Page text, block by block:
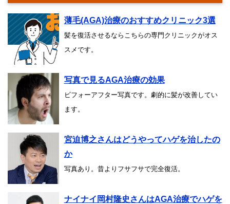
薄毛(AGA)治療のおすすめクリニック3選
髪を復活させるならこちらの専門クリニックがオス
スメです。
写真で見るAGA治療の効果
ビフォーアフター写真です。劇的に髪が改善してい
ます。
宮迫博之さんはどうやってハゲを治したの
か
写真あり。昔よりフサフサで完全復活。
ナイナイ岡村隆史さんはAGA治療でハゲを